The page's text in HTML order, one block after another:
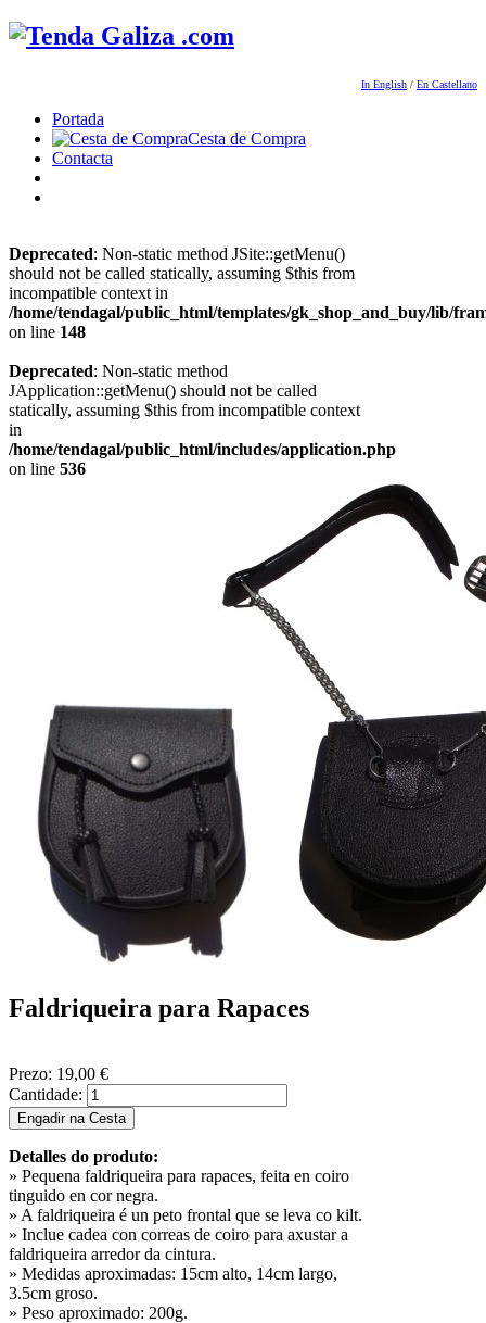
In English / En Castellano
Portada
Cesta de Compra
Contacta
Deprecated: Non-static method JSite::getMenu()
should not be called statically, assuming $this from
incompatible context in
/home/tendagal/public_html/templates/gk_shop_and_buy/lib/
on line 148
Deprecated: Non-static method
JApplication::getMenu() should not be called
statically, assuming $this from incompatible context
in
/home/tendagal/public_html/includes/application.php
on line 536
Faldriqueira para Rapaces
Prezo: 19,00 €
Cantidade:
Detalles do produto:
» Pequena faldriqueira para rapaces, feita en coiro
tinguido en cor negra.
» A faldriqueira é un peto frontal que se leva co kilt.
» Inclue cadea con correas de coiro para axustar a
faldriqueira arredor da cintura.
» Medidas aproximadas: 15cm alto, 14cm largo,
3.5cm groso.
» Peso aproximado: 200g.